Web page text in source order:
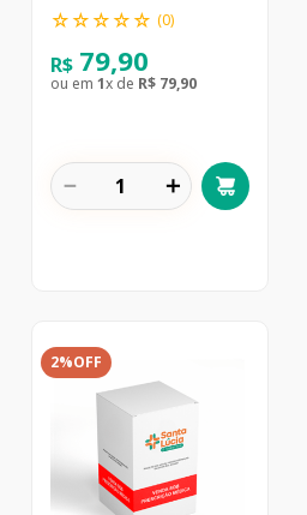
☆☆☆☆☆ (0)
R$ 79,90
ou em 1x de R$ 79,90
＋
－
2%OFF